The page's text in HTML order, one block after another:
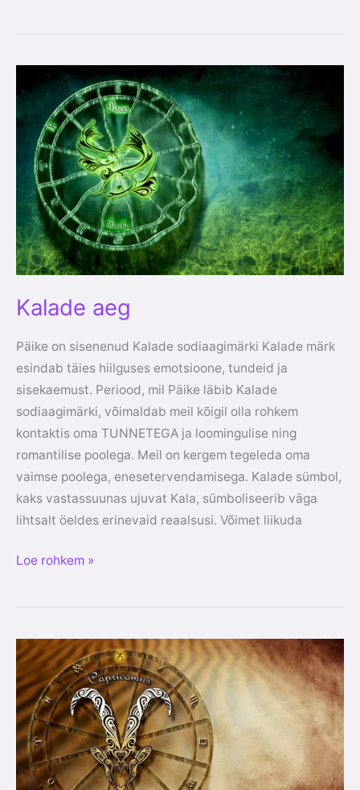
Kalade aeg
Päike on sisenenud Kalade sodiaagimärki Kalade märk
esindab täies hiilguses emotsioone, tundeid ja
sisekaemust. Periood, mil Päike läbib Kalade
sodiaagimärki, võimaldab meil kõigil olla rohkem
kontaktis oma TUNNETEGA ja loomingulise ning
romantilise poolega. Meil on kergem tegeleda oma
vaimse poolega, enesetervendamisega. Kalade sümbol,
kaks vastassuunas ujuvat Kala, sümboliseerib väga
lihtsalt öeldes erinevaid reaalsusi. Võimet liikuda
Kalade
aeg
Loe rohkem »
Kaljukitse
aeg